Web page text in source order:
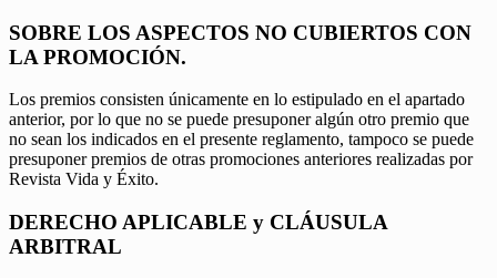
SOBRE LOS ASPECTOS NO CUBIERTOS CON
LA PROMOCIÓN.
Los premios consisten únicamente en lo estipulado en el apartado
anterior, por lo que no se puede presuponer algún otro premio que
no sean los indicados en el presente reglamento, tampoco se puede
presuponer premios de otras promociones anteriores realizadas por
Revista Vida y Éxito.
DERECHO APLICABLE y CLÁUSULA
ARBITRAL